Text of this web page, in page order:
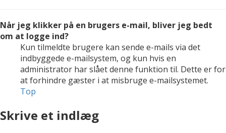
Når jeg klikker på en brugers e-mail, bliver jeg bedt
om at logge ind?
Kun tilmeldte brugere kan sende e-mails via det
indbyggede e-mailsystem, og kun hvis en
administrator har slået denne funktion til. Dette er for
at forhindre gæster i at misbruge e-mailsystemet.
Top
Skrive et indlæg